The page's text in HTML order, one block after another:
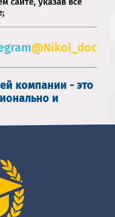
@Nikol_doc
компании - это
и